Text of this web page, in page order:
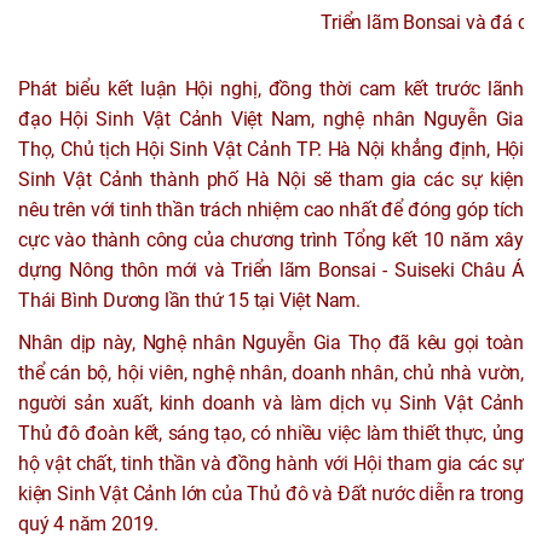
Triển lãm Bonsai và đá
Phát biểu kết luận Hội nghị, đồng thời cam kết trước lãnh
đạo Hội Sinh Vật Cảnh Việt Nam, nghệ nhân Nguyễn Gia
Thọ, Chủ tịch Hội Sinh Vật Cảnh TP. Hà Nội khẳng định, Hội
Sinh Vật Cảnh thành phố Hà Nội sẽ tham gia các sự kiện
nêu trên với tinh thần trách nhiệm cao nhất để đóng góp tích
cực vào thành công của chương trình Tổng kết 10 năm xây
dựng Nông thôn mới và Triển lãm Bonsai - Suiseki Châu Á
Thái Bình Dương lần thứ 15 tại Việt Nam.
Nhân dịp này, Nghệ nhân Nguyễn Gia Thọ đã kêu gọi toàn
thể cán bộ, hội viên, nghệ nhân, doanh nhân, chủ nhà vườn,
người sản xuất, kinh doanh và làm dịch vụ Sinh Vật Cảnh
Thủ đô đoàn kết, sáng tạo, có nhiều việc làm thiết thực, ủng
hộ vật chất, tinh thần và đồng hành với Hội tham gia các sự
kiện Sinh Vật Cảnh lớn của Thủ đô và Đất nước diễn ra trong
quý 4 năm 2019.